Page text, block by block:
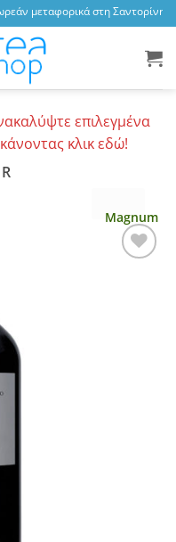
μεταφορικά στη Σαντορίνη,
επιλεγμένα
κλικ εδώ!
Magnum